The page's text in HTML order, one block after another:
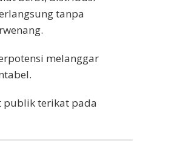
tanpa
melanggar
publik terikat pada